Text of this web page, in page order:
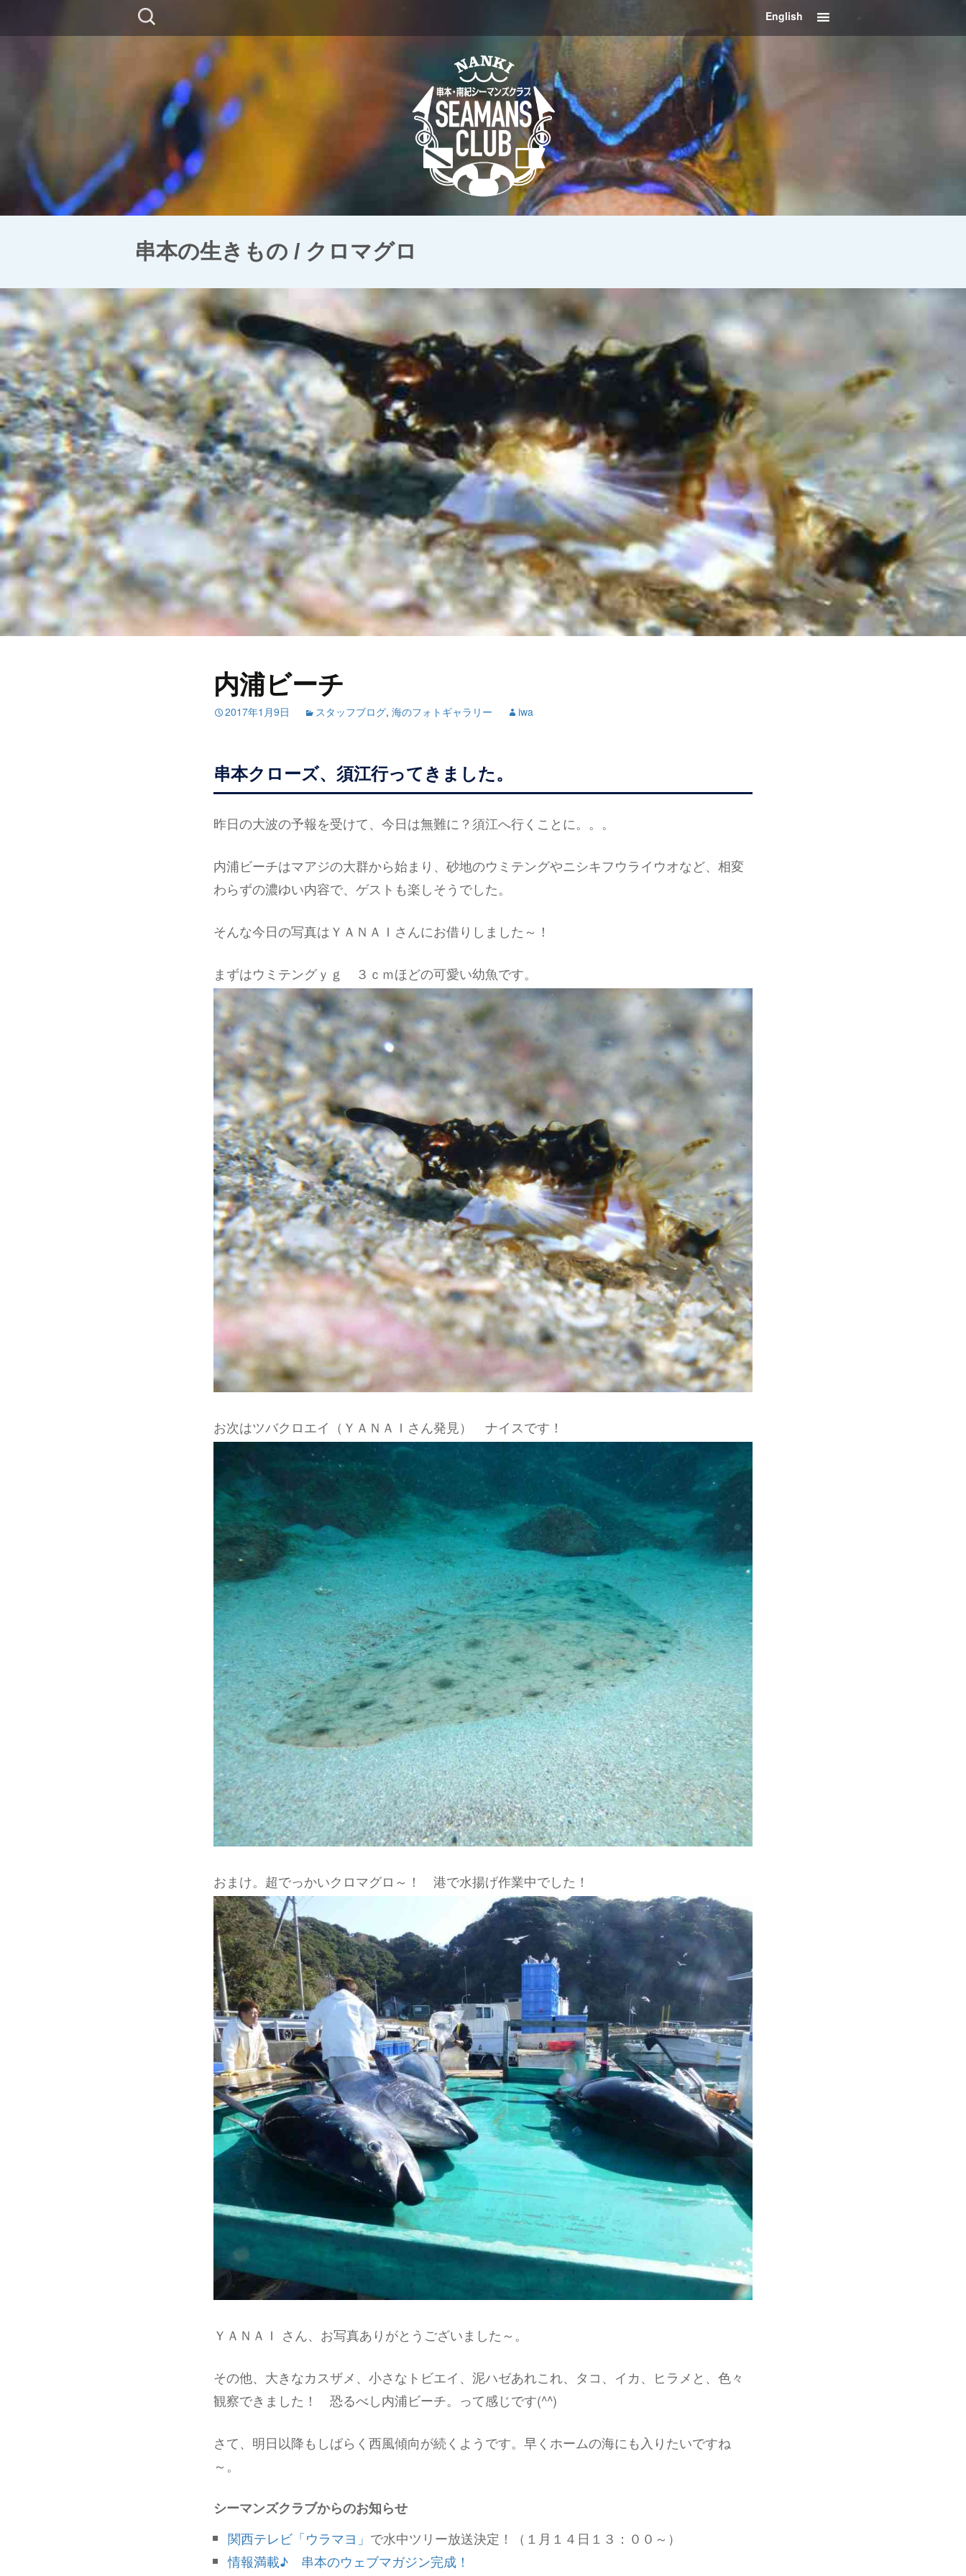
検
索:
コ
ン
テ
English
串本の生きもの / クロマグロ
内浦ビーチ
2017年1月9日 スタッフブログ, 海のフォトギャラリー iwa
串本クローズ、須江行ってきました。
昨日の大波の予報を受けて、今日は無難に？須江へ行くことに。。。
内浦ビーチはマアジの大群から始まり、砂地のウミテングやニシキフウライウオなど、相変
わらずの濃ゆい内容で、ゲストも楽しそうでした。
そんな今日の写真はＹＡＮＡＩさんにお借りしました～！
まずはウミテングｙｇ ３ｃｍほどの可愛い幼魚です。
お次はツバクロエイ（ＹＡＮＡＩさん発見） ナイスです！
おまけ。超でっかいクロマグロ～！ 港で水揚げ作業中でした！
ＹＡＮＡＩ さん、お写真ありがとうございました～。
その他、大きなカスザメ、小さなトビエイ、泥ハゼあれこれ、タコ、イカ、ヒラメと、色々
観察できました！ 恐るべし内浦ビーチ。って感じです(^^)
さて、明日以降もしばらく西風傾向が続くようです。早くホームの海にも入りたいですね
～。
シーマンズクラブからのお知らせ
関西テレビ「ウラマヨ」 で水中ツリー放送決定！（１月１４日１３：００～）
情報満載♪ 串本のウェブマガジン完成！